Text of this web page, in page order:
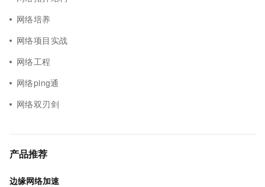
网络培养
网络项目实战
网络工程
网络ping通
网络双刃剑
产品推荐
边缘网络加速